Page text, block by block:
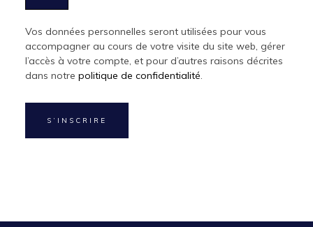
Vos données personnelles seront utilisées pour vous
accompagner au cours de votre visite du site web, gérer
l’accès à votre compte, et pour d’autres raisons décrites
dans notre politique de confidentialité.
S’INSCRIRE